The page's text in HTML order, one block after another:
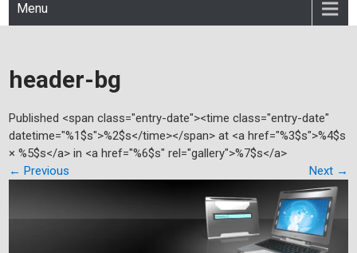
Menu
header-bg
Published <span class="entry-date"><time class="entry-date"
datetime="%1$s">%2$s</time></span> at <a href="%3$s">%4$s
× %5$s</a> in <a href="%6$s" rel="gallery">%7$s</a>
← Previous Next →